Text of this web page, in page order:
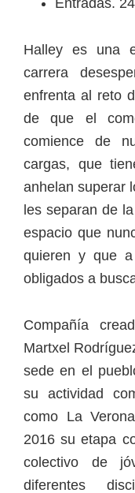
Halley es una
carrera
enfrenta al reto
de que el
comience de
cargas, que
anhelan superar
les separan de
espacio que
quieren y que
obligados a
Compañía
Martxel
sede en el
su actividad
como La
2016 su etapa
colectivo de
diferentes